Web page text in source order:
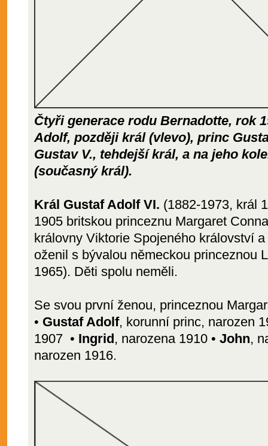
Čtyři generace rodu Bernadotte, rok
Adolf, později král (vlevo), princ
Gustav V., tehdejší král, a na jeho
(současný král).
Král Gustaf Adolf VI. (1882-1973, král
1905 britskou princeznu Margaret
královny Viktorie Spojeného království
oženil s bývalou německou princeznou
1965). Děti spolu neměli.
Se svou první ženou, princeznou
• Gustaf Adolf, korunní princ, narozen
1907 • Ingrid, narozena 1910 • John,
narozen 1916.